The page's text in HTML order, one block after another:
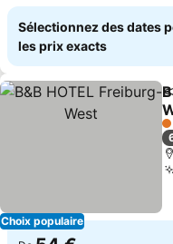
Sélectionnez des dates
les prix exacts
Choix populaire
1